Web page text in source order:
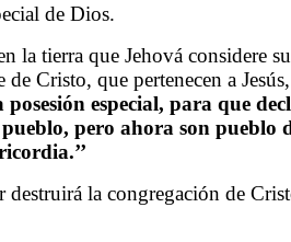
de Dios.
tierra que Jehová considere
Cristo, que pertenecen a
especial, para que
pero ahora son pueblo
la congregación de